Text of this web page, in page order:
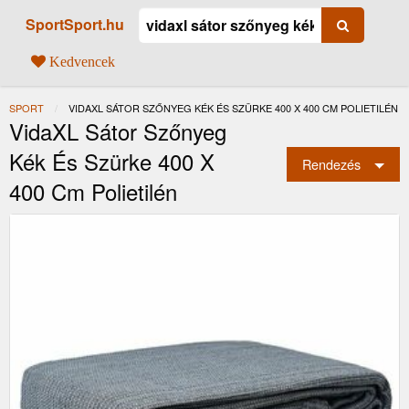
SportSport.hu
Kedvencek
SPORT JELENLEGI:
VIDAXL SÁTOR SZŐNYEG KÉK ÉS SZÜRKE 400 X 400 CM POLIETILÉN
VidaXL Sátor Szőnyeg
Kék És Szürke 400 X
400 Cm Polietilén
Rendezés